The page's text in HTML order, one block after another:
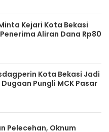
Kejari Kota Bekasi
Aliran Dana Rp80
Kota Bekasi Jadi
Pungli MCK Pasar
Pelecehan, Oknum